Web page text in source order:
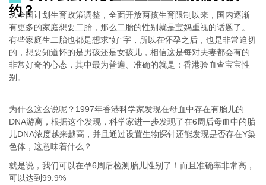
约？
从全国计划生育政策调整，全面开放两孩生育限制以来，国内逐渐
有更多的家庭想要二胎，那么二胎的性别就是宝妈重视的话题了。
有些家庭生二胎也都是想求“好”字，所以在怀孕之后，也是非常迫切
的，想要知道怀的是男孩还是女孩儿，相信这是每对夫妻都会有的
非常好奇的心态，其中最为普遍、准确的就是：香港验血查宝宝性
别。
为什么这么说呢？1997年香港科学家发现在母血中存在有胎儿的
DNA游离，根据这个发现，科学家进一步发现了在6周后母血中的胎
儿DNA浓度越来越高，并且通过设置生物探针还能发现是否存在Y染
色体，这意味着什么？
就是说，我们可以在孕6周后检测胎儿性别了！而且准确率非常高，
可以达到99.9%